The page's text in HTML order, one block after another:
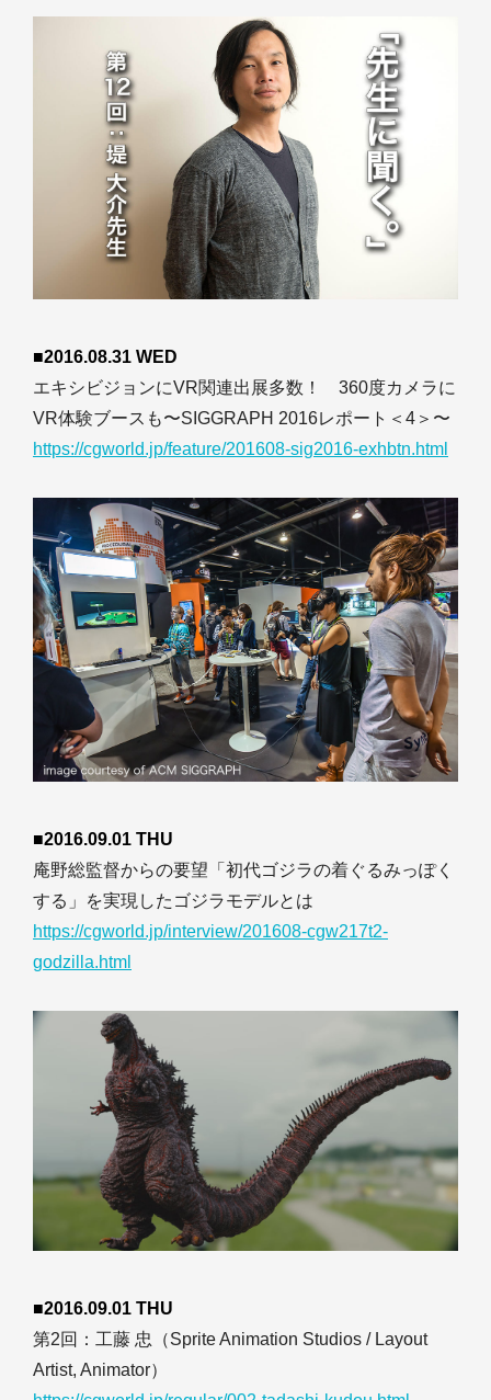
■2016.08.31 WED
エキシビジョンにVR関連出展多数！ 360度カメラに
VR体験ブースも〜SIGGRAPH 2016レポート＜4＞〜
https://cgworld.jp/feature/201608-sig2016-exhbtn.html
■2016.09.01 THU
庵野総監督からの要望「初代ゴジラの着ぐるみっぽく
する」を実現したゴジラモデルとは
https://cgworld.jp/interview/201608-cgw217t2-
godzilla.html
■2016.09.01 THU
第2回：工藤 忠（Sprite Animation Studios / Layout
Artist, Animator）